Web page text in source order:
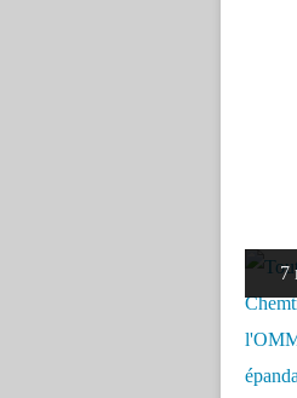
7